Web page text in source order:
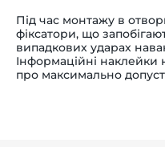
Під час монтажу в
фіксатори, що
випадкових ударах
Інформаційні наклейки
про максимально